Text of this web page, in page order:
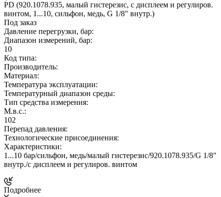
PD (920.1078.935, малый гистерезис, c дисплеем и регулиров.
винтом, 1...10, сильфон, медь, G 1/8" внутр.)
Под заказ
Давление перегрузки, бар:
Диапазон измерений, бар:
10
Код типа:
Производитель:
Материал:
Температура эксплуатации:
Температурный диапазон среды:
Тип средства измерения:
М.в.с.:
102
Перепад давления:
Технологические присоединения:
Характеристики:
1...10 бар/сильфон, медь/малый гистерезис/920.1078.935/G 1/8"
внутр./c дисплеем и регулиров. винтом
Подробнее